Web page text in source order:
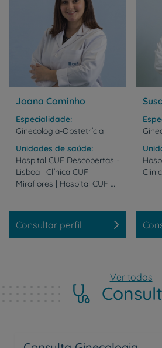
Joana Cominho
Especialidade
Ginecologia-Obstetrícia
Unidades de saúde
Hospital CUF Descobertas -
Lisboa | Clínica CUF
Miraflores | Hospital CUF Sintra
Consultar perfil
Ver todos